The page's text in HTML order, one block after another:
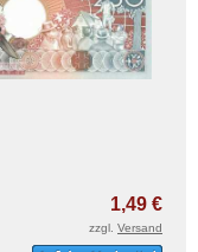
1,49 €
zzgl. Versand